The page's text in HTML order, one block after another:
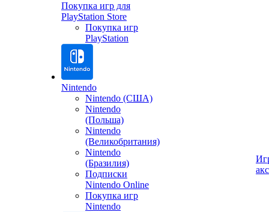
Покупка игр для
PlayStation Store
Покупка игр
PlayStation
Nintendo
Nintendo (США)
Nintendo
(Польша)
Nintendo
(Великобритания)
Nintendo
(Бразилия)
Подписки
Nintendo Online
Покупка игр
Nintendo